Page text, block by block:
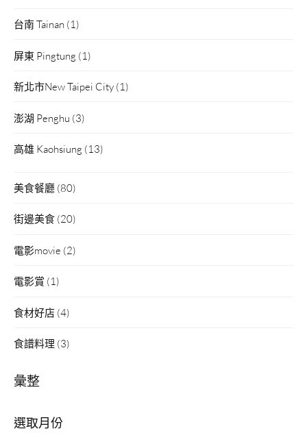
台南 Tainan (1)
屏東 Pingtung (1)
新北市New Taipei City (1)
澎湖 Penghu (3)
高雄 Kaohsiung (13)
美食餐廳 (80)
街邊美食 (20)
電影movie (2)
電影賞 (1)
食材好店 (4)
食譜料理 (3)
彙整
整